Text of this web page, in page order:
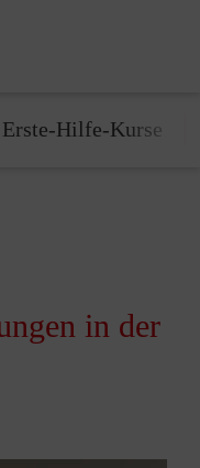
Erste-Hilfe-Kurse
in der